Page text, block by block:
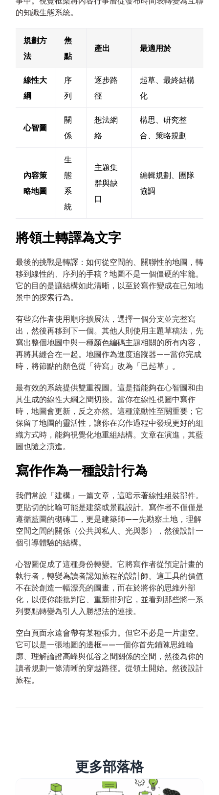
的知識生態系統。
規劃方
法
焦
點
產出 最適用於
線性大
綱
序
列
逐步路
徑
起草、最終結構
化
心智圖
關
係
想法網
絡
構思、研究整
合、策略規劃
內容策
略地圖
生
態
系
統
主題集
群與缺
口
編輯規劃、團隊
協調
將領土轉譯為文字
最後的挑戰是轉譯：如何從空間的、關聯性的地圖，轉
移到線性的、序列的手稿？地圖不是一個僵硬的牢籠。
它的目的是讓結構如此清晰，以至於寫作變成在已知地
景中的探索行為。
有些寫作者使用順序擴展法，選擇一個分支並完整寫
出，然後再移到下一個。其他人則使用主題草稿法，先
寫出整個地圖中與一種顏色編碼主題相關的所有內容，
再將其縫合在一起。地圖作為進度追蹤器——當你完成
時，將節點的顏色從「待寫」改為「已起草」。
最有效的系統提供雙重視圖。這是指能夠在心智圖和由
其生成的線性大綱之間切換。當你在線性視圖中寫作
時，地圖會更新，反之亦然。這種流動性至關重要；它
保留了地圖的靈活性，讓你在寫作過程中發現更好的組
織方式時，能夠視覺化地重組結構。文章在演進，其藍
圖也隨之演進。
寫作作為一種設計行為
我們常說「建構」一篇文章，這暗示著線性組裝部件。
更貼切的比喻可能是建築或景觀設計。寫作者不僅僅是
遵循藍圖的砌磚工，更是建築師——先勘察土地，理解
空間之間的關係（公共與私人、光與影），然後設計一
個引導體驗的結構。
心智圖促成了這種身份轉變。它將寫作者從預定計畫的
執行者，轉變為讀者認知旅程的設計師。這工具的價值
不在於創造一幅漂亮的圖畫，而在於將你的思維外部
化，以便你能批判它、重新排列它，並看到那些將一系
列要點轉變為引人入勝想法的連接。
空白頁面永遠會帶有某種張力。但它不必是一片虛空。
它可以是一張地圖的邊框——一個你首先鋪陳思維輪
廓、理解論證高峰與低谷之間關係的空間，然後為你的
讀者規劃一條清晰的穿越路徑。從領土開始。然後設計
旅程。
更多部落格